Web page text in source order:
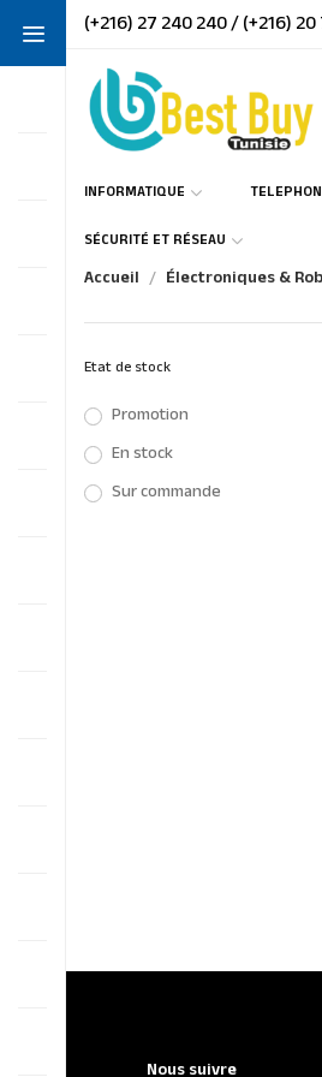
(+216) 27 240 240 / (+216)
INFORMATIQUE
SÉCURITÉ ET RÉSEAU
Accueil Électroniques &
Etat de stock
Promotion
En stock
Sur commande
Nous suivre